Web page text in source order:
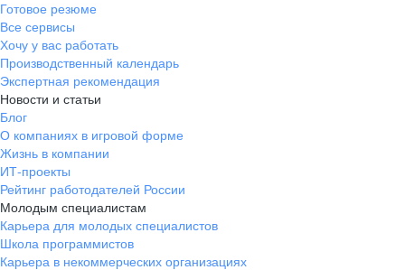
Готовое резюме
Все сервисы
Хочу у вас работать
Производственный календарь
Экспертная рекомендация
Новости и статьи
Блог
О компаниях в игровой форме
Жизнь в компании
ИТ-проекты
Рейтинг работодателей России
Молодым специалистам
Карьера для молодых специалистов
Школа программистов
Карьера в некоммерческих организациях